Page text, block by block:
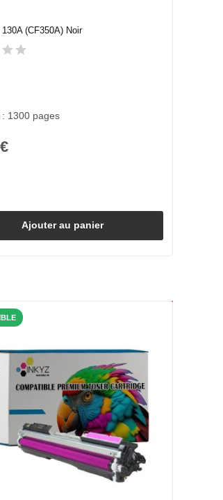
(CF350A) Noir
1300 pages
Ajouter au panier